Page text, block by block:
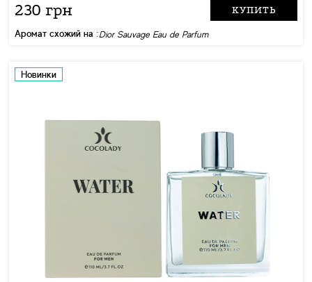
230 грн КУПИТЬ
Аромат схожий на :Dior Sauvage Eau de Parfum
Новинки